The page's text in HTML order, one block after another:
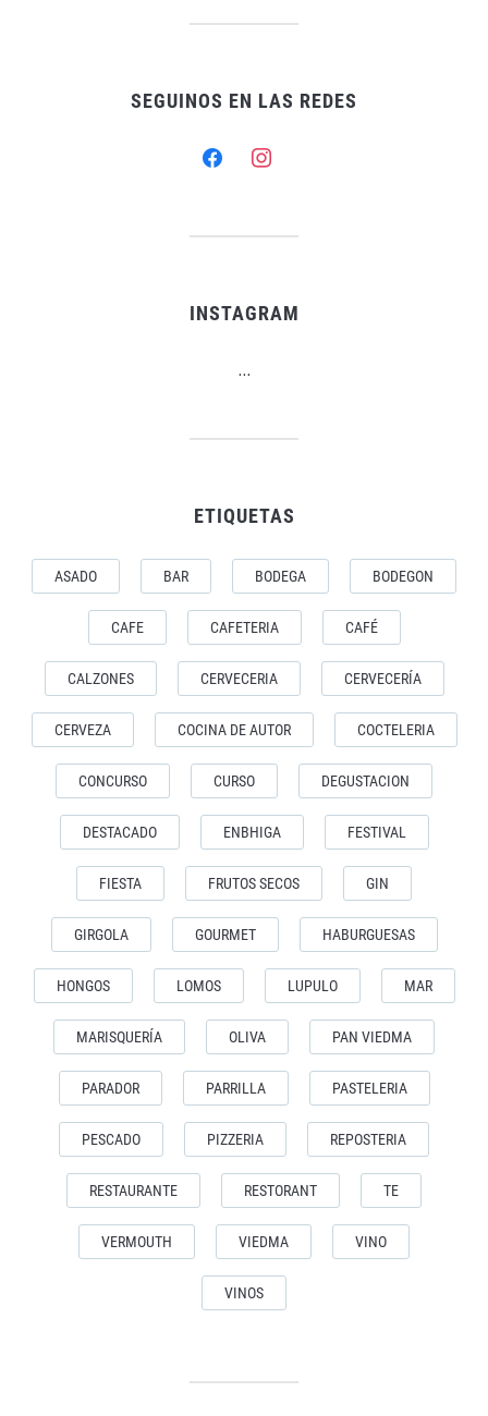
SEGUINOS EN LAS REDES
facebookinstagram
INSTAGRAM
…
ETIQUETAS
ASADO BAR BODEGA BODEGON
CAFE CAFETERIA CAFÉ
CALZONES CERVECERIA CERVECERÍA
CERVEZA COCINA DE AUTOR COCTELERIA
CONCURSO CURSO DEGUSTACION
DESTACADO ENBHIGA FESTIVAL
FIESTA FRUTOS SECOS GIN
GIRGOLA GOURMET HABURGUESAS
HONGOS LOMOS LUPULO MAR
MARISQUERÍA OLIVA PAN VIEDMA
PARADOR PARRILLA PASTELERIA
PESCADO PIZZERIA REPOSTERIA
RESTAURANTE RESTORANT TE
VERMOUTH VIEDMA VINO
VINOS